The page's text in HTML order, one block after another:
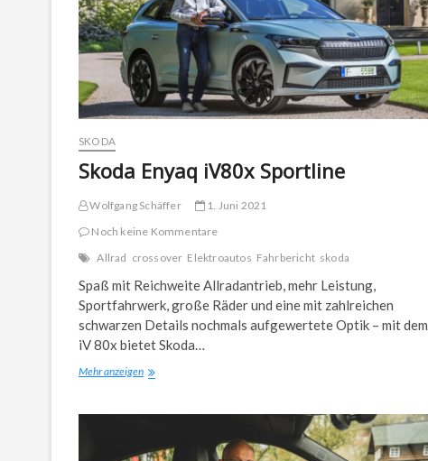
SKODA
Skoda Enyaq iV80x Sportline
Wolfgang Schäffer
1. Juni 2021
Noch keine Kommentare
Allrad crossover Elektroautos Fahrbericht skoda
Spaß mit Reichweite Allradantrieb, mehr Leistung,
Sportfahrwerk, große Räder und eine mit zahlreichen
schwarzen Details nochmals aufgewertete Optik – mit dem
iV 80x bietet Skoda…
Mehr anzeigenSkoda